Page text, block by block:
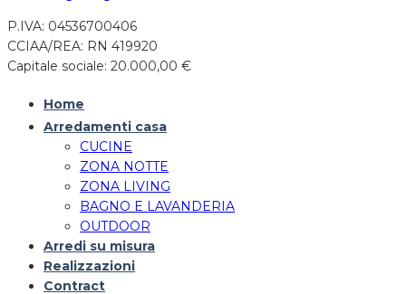
P.IVA: 04536700406
CCIAA/REA: RN 419920
Capitale sociale: 20.000,00 €
Home
Arredamenti casa
CUCINE
ZONA NOTTE
ZONA LIVING
BAGNO E LAVANDERIA
OUTDOOR
Arredi su misura
Realizzazioni
Contract